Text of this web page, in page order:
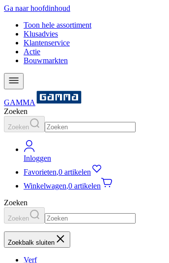
Ga naar hoofdinhoud
Toon hele assortiment
Klusadvies
Klantenservice
Actie
Bouwmarkten
GAMMA
Zoeken
Zoeken
Inloggen
Favorieten,0 artikelen
Winkelwagen,0 artikelen
Zoeken
Zoeken
Zoekbalk sluiten
Verf